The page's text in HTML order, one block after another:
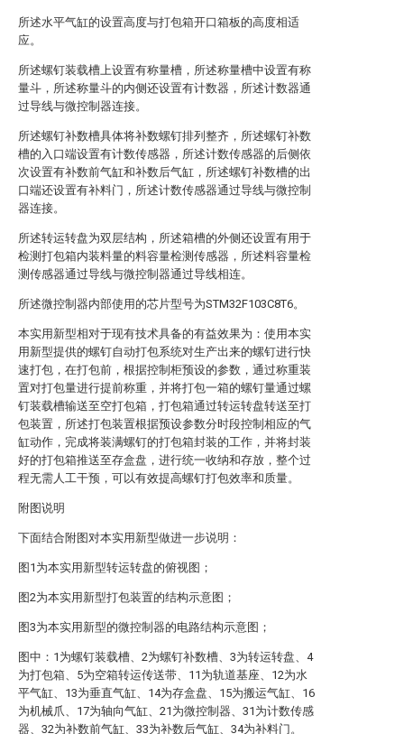
所述水平气缸的设置高度与打包箱开口箱板的高度相适
应。
所述螺钉装载槽上设置有称量槽，所述称量槽中设置有称
量斗，所述称量斗的内侧还设置有计数器，所述计数器通
过导线与微控制器连接。
所述螺钉补数槽具体将补数螺钉排列整齐，所述螺钉补数
槽的入口端设置有计数传感器，所述计数传感器的后侧依
次设置有补数前气缸和补数后气缸，所述螺钉补数槽的出
口端还设置有补料门，所述计数传感器通过导线与微控制
器连接。
所述转运转盘为双层结构，所述箱槽的外侧还设置有用于
检测打包箱内装料量的料容量检测传感器，所述料容量检
测传感器通过导线与微控制器通过导线相连。
所述微控制器内部使用的芯片型号为STM32F103C8T6。
本实用新型相对于现有技术具备的有益效果为：使用本实
用新型提供的螺钉自动打包系统对生产出来的螺钉进行快
速打包，在打包前，根据控制柜预设的参数，通过称重装
置对打包量进行提前称重，并将打包一箱的螺钉量通过螺
钉装载槽输送至空打包箱，打包箱通过转运转盘转送至打
包装置，所述打包装置根据预设参数分时段控制相应的气
缸动作，完成将装满螺钉的打包箱封装的工作，并将封装
好的打包箱推送至存盒盘，进行统一收纳和存放，整个过
程无需人工干预，可以有效提高螺钉打包效率和质量。
附图说明
下面结合附图对本实用新型做进一步说明：
图1为本实用新型转运转盘的俯视图；
图2为本实用新型打包装置的结构示意图；
图3为本实用新型的微控制器的电路结构示意图；
图中：1为螺钉装载槽、2为螺钉补数槽、3为转运转盘、4
为打包箱、5为空箱转运传送带、11为轨道基座、12为水
平气缸、13为垂直气缸、14为存盒盘、15为搬运气缸、16
为机械爪、17为轴向气缸、21为微控制器、31为计数传感
器、32为补数前气缸、33为补数后气缸、34为补料门。